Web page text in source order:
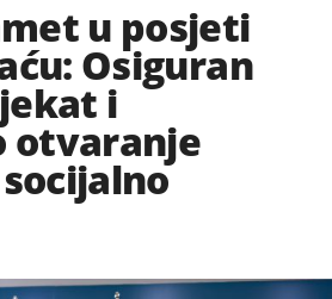
u posjeti
Osiguran
i
otvaranje